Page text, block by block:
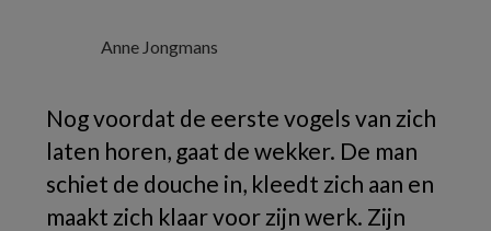
Anne Jongmans
Nog voordat de eerste vogels van zich
laten horen, gaat de wekker. De man
schiet de douche in, kleedt zich aan en
maakt zich klaar voor zijn werk. Zijn